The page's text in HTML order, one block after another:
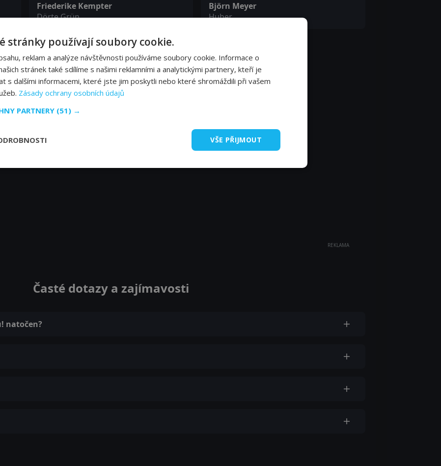
Friederike Kempter
Dörte Grün
Björn Meyer
Huber
Micaela Schäfer
Micaela
REKLAMA
Časté dotazy a zajímavosti
natočen?
stránky používají soubory cookie.
reklam a analýze návštěvnosti používáme soubory cookie. Informace o
stránek také sdílíme s našimi reklamními a analytickými partnery, kteří je
s dalšími informacemi, které jste jim poskytli nebo které shromáždili při vašem
Zásady ochrany osobních údajů
PARTNERY (51) →
VŠE PŘIJMOUT